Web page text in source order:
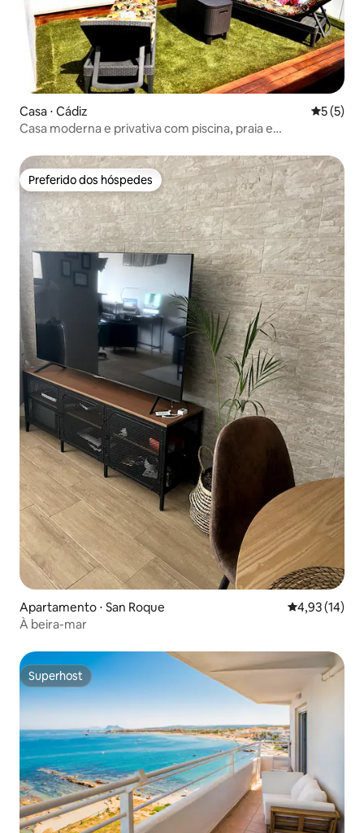
Casa ⋅ Cádiz 5 de
5 (5)
Casa moderna e privativa com piscina, praia e
Preferido dos hóspedes
Preferido dos hóspedes
Apartamento ⋅ San Roque 4,93 de uma
4,93 (14)
À beira-mar
Superhost
Superhost